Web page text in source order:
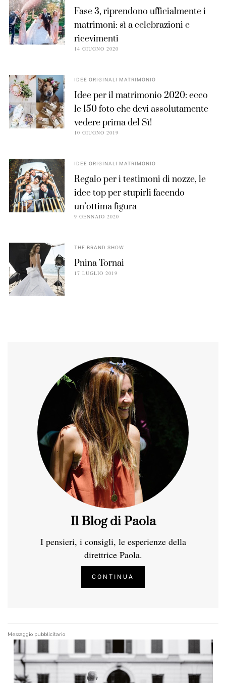
Fase 3, riprendono ufficialmente i
matrimoni: sì a celebrazioni e
ricevimenti
14 GIUGNO 2020
IDEE ORIGINALI MATRIMONIO
Idee per il matrimonio 2020: ecco
le 150 foto che devi assolutamente
vedere prima del Sì!
10 GIUGNO 2019
IDEE ORIGINALI MATRIMONIO
Regalo per i testimoni di nozze, le
idee top per stupirli facendo
un’ottima figura
9 GENNAIO 2020
THE BRAND SHOW
Pnina Tornai
17 LUGLIO 2019
Il Blog di Paola
I pensieri, i consigli, le esperienze della
direttrice Paola.
CONTINUA
Messaggio pubblicitario